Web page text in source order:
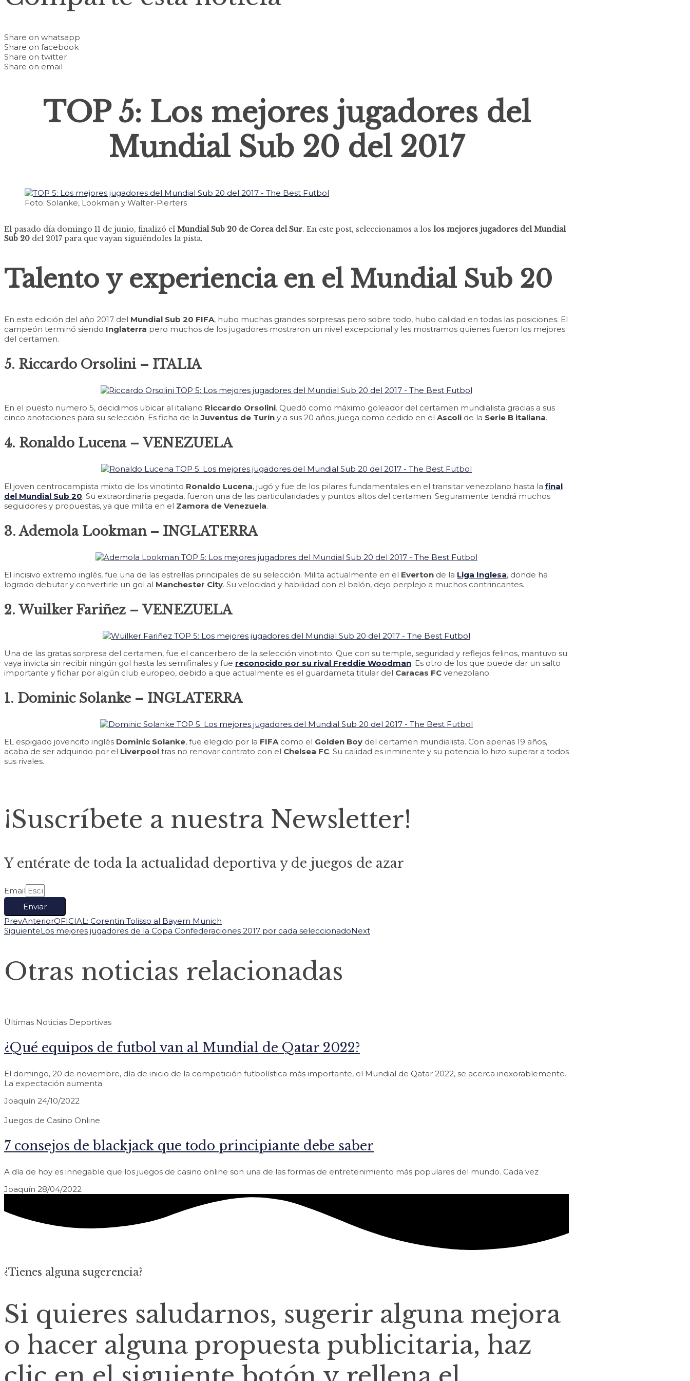
Share on whatsapp
Share on facebook
Share on twitter
Share on email
TOP 5: Los mejores jugadores del
Mundial Sub 20 del 2017
Foto: Solanke, Lookman y Walter-Pierters
El pasado día domingo 11 de junio, finalizó el Mundial Sub 20 de Corea del Sur. En este post, seleccionamos a los los mejores jugadores del Mundial
Sub 20 del 2017 para que vayan siguiéndoles la pista.
Talento y experiencia en el Mundial Sub 20
En esta edición del año 2017 del Mundial Sub 20 FIFA, hubo muchas grandes sorpresas pero sobre todo, hubo calidad en todas las posiciones. El
campeón terminó siendo Inglaterra pero muchos de los jugadores mostraron un nivel excepcional y les mostramos quienes fueron los mejores
del certamen.
5. Riccardo Orsolini – ITALIA
En el puesto numero 5, decidimos ubicar al italiano Riccardo Orsolini. Quedó como máximo goleador del certamen mundialista gracias a sus
cinco anotaciones para su selección. Es ficha de laJuventus de Turín y a sus 20 años, juega como cedido en el Ascoli de la Serie B italiana.
4. Ronaldo Lucena – VENEZUELA
El joven centrocampista mixto de los vinotinto Ronaldo Lucena, jugó y fue de los pilares fundamentales en el transitar venezolano hasta la final
del Mundial Sub 20. Su extraordinaria pegada, fueron una de las particularidades y puntos altos del certamen. Seguramente tendrá muchos
seguidores y propuestas, ya que milita en el Zamora de Venezuela.
3. Ademola Lookman – INGLATERRA
El incisivo extremo inglés, fue una de las estrellas principales de su selección. Milita actualmente en el Everton de la Liga Inglesa, donde ha
logrado debutar y convertirle un gol al Manchester City. Su velocidad y habilidad con el balón, dejo perplejo a muchos contrincantes.
2. Wuilker Fariñez – VENEZUELA
Una de las gratas sorpresa del certamen, fue el cancerbero de la selección vinotinto. Que con su temple, seguridad y reflejos felinos, mantuvo su
vaya invicta sin recibir ningún gol hasta las semifinales y fue reconocido por su rival Freddie Woodman. Es otro de los que puede dar un salto
importante y fichar por algún club europeo, debido a que actualmente es el guardameta titular del Caracas FC venezolano.
1. Dominic Solanke – INGLATERRA
EL espigado jovencito inglés Dominic Solanke, fue elegido por la FIFAcomo el Golden Boy del certamen mundialista. Con apenas 19 años,
acaba de ser adquirido por el Liverpool tras no renovar contrato con el Chelsea FC. Su calidad es inminente y su potencia lo hizo superar a todos
sus rivales.
¡Suscríbete a nuestra Newsletter!
Y entérate de toda la actualidad deportiva y de juegos de azar
Email
Enviar
PrevAnteriorOFICIAL: Corentin Tolisso al Bayern Munich
SiguienteLos mejores jugadores de la Copa Confederaciones 2017 por cada seleccionadoNext
Otras noticias relacionadas
Últimas Noticias Deportivas
¿Qué equipos de futbol van al Mundial de Qatar 2022?
El domingo, 20 de noviembre, día de inicio de la competición futbolística más importante, el Mundial de Qatar 2022, se acerca inexorablemente.
La expectación aumenta
Joaquín 24/10/2022
Juegos de Casino Online
7 consejos de blackjack que todo principiante debe saber
A día de hoy es innegable que los juegos de casino online son una de las formas de entretenimiento más populares del mundo. Cada vez
Joaquín 28/04/2022
¿Tienes alguna sugerencia?
Si quieres saludarnos, sugerir alguna mejora
o hacer alguna propuesta publicitaria, haz